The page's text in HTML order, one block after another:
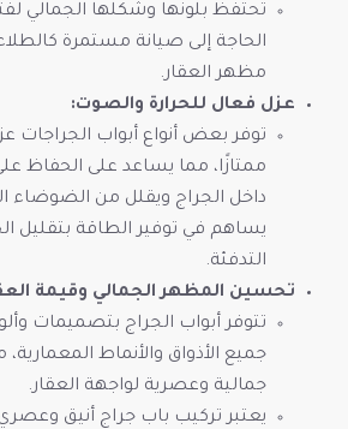
تحتفظ بلونها وشكلها الجمالي
الحاجة إلى صيانة مستمرة
مظهر العقار.
عزل فعال للحرارة والصوت:
توفر بعض أنواع أبواب الجراجات
ممتازًا، مما يساعد على الحفاظ
داخل الجراج ويقلل من الضوضاء
يساهم في توفير الطاقة بتقليل
التدفئة.
تحسين المظهر الجمالي وقيمة
تتوفر أبواب الجراج بتصميمات
جميع الأذواق والأنماط
جمالية وعصرية لواجهة العقار.
يعتبر تركيب باب جراج أنيق